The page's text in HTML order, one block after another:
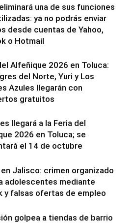
una de sus funciones
ya no podrás enviar
desde cuentas de Yahoo,
o Hotmail
Alfeñique 2026 en Toluca:
del Norte, Yuri y Los
Azules llegarán con
gratuitos
llegará a la Feria del
2026 en Toluca; se
el 14 de octubre
Jalisco: crimen organizado
adolescentes mediante
y falsas ofertas de empleo
golpea a tiendas de barrio